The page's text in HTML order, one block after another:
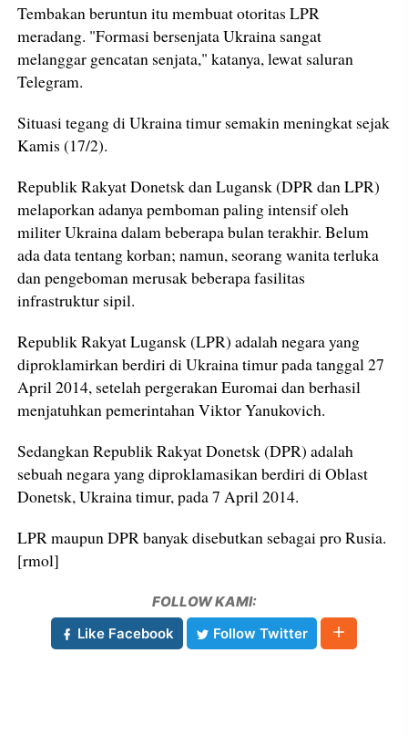
Tembakan beruntun itu membuat otoritas LPR
meradang. "Formasi bersenjata Ukraina sangat
melanggar gencatan senjata," katanya, lewat saluran
Telegram.
Situasi tegang di Ukraina timur semakin meningkat sejak
Kamis (17/2).
Republik Rakyat Donetsk dan Lugansk (DPR dan LPR)
melaporkan adanya pemboman paling intensif oleh
militer Ukraina dalam beberapa bulan terakhir. Belum
ada data tentang korban; namun, seorang wanita terluka
dan pengeboman merusak beberapa fasilitas
infrastruktur sipil.
Republik Rakyat Lugansk (LPR) adalah negara yang
diproklamirkan berdiri di Ukraina timur pada tanggal 27
April 2014, setelah pergerakan Euromai dan berhasil
menjatuhkan pemerintahan Viktor Yanukovich.
Sedangkan Republik Rakyat Donetsk (DPR) adalah
sebuah negara yang diproklamasikan berdiri di Oblast
Donetsk, Ukraina timur, pada 7 April 2014.
LPR maupun DPR banyak disebutkan sebagai pro Rusia.
[rmol]
FOLLOW KAMI:
Like Facebook
Follow Twitter